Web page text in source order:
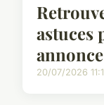
astuces
annonce
20/07/2026